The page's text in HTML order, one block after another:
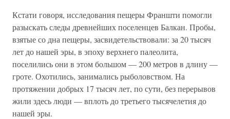
Кстати говоря, исследования пещеры Франшти помогли
разыскать следы древнейших поселенцев Балкан. Пробы,
взятые со дна пещеры, засвидетельствовали: за 20 тысяч
лет до нашей эры, в эпоху верхнего палеолита,
поселились они в этом большом — 200 метров в длину —
гроте. Охотились, занимались рыболовством. На
протяжении добрых 17 тысяч лет, по сути, без перерывов
жили здесь люди — вплоть до третьего тысячелетия до
нашей эры.